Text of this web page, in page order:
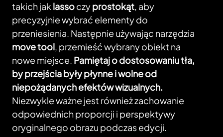
takich jak lassoczyprostokąt, aby
precyzyjnie wybrać elementy do
przeniesienia. Następnie używając narzędzia
move tool, przemieść wybrany obiekt na
nowe miejsce. Pamiętaj o dostosowaniu tła,
by przejścia były płynne i wolne od
niepożądanych efektów wizualnych.
Niezwykle ważne jest również zachowanie
odpowiednich proporcji i perspektywy
oryginalnego obrazu podczas edycji.